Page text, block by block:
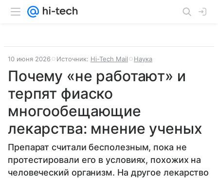
10 июня 2026 Источник: Hi-Tech Mail Наука
Почему «не работают» и
терпят фиаско
многообещающие
лекарства: мнение ученых
Препарат считали бесполезным, пока не
протестировали его в условиях, похожих на
человеческий организм. На другое лекарство